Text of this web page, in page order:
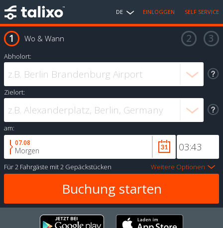
DE EINLOGGEN SELF SERVICE
Wo & Wann
Abholort:
Zielort:
am:
07.08
Morgen
Für2 Fahrgäste mit2 Gepäckstücken Weitere Optionen